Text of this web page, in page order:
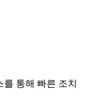
통해 빠른 조치